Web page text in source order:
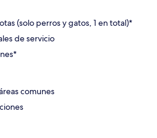
(solo perros y gatos, 1 en total)*
de servicio
comunes